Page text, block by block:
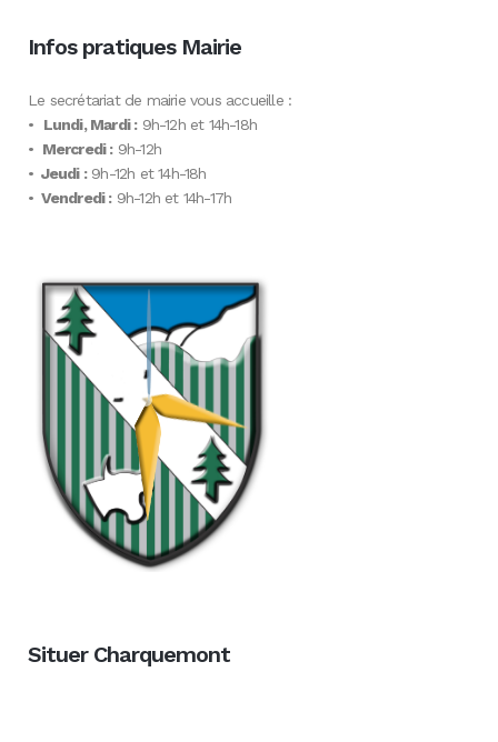
Infos pratiques Mairie
Le secrétariat de mairie vous accueille :
• Lundi, Mardi :9h-12h et 14h-18h
• Mercredi :9h-12h
• Jeudi :9h-12h et 14h-18h
• Vendredi :9h-12h et 14h-17h
Situer Charquemont